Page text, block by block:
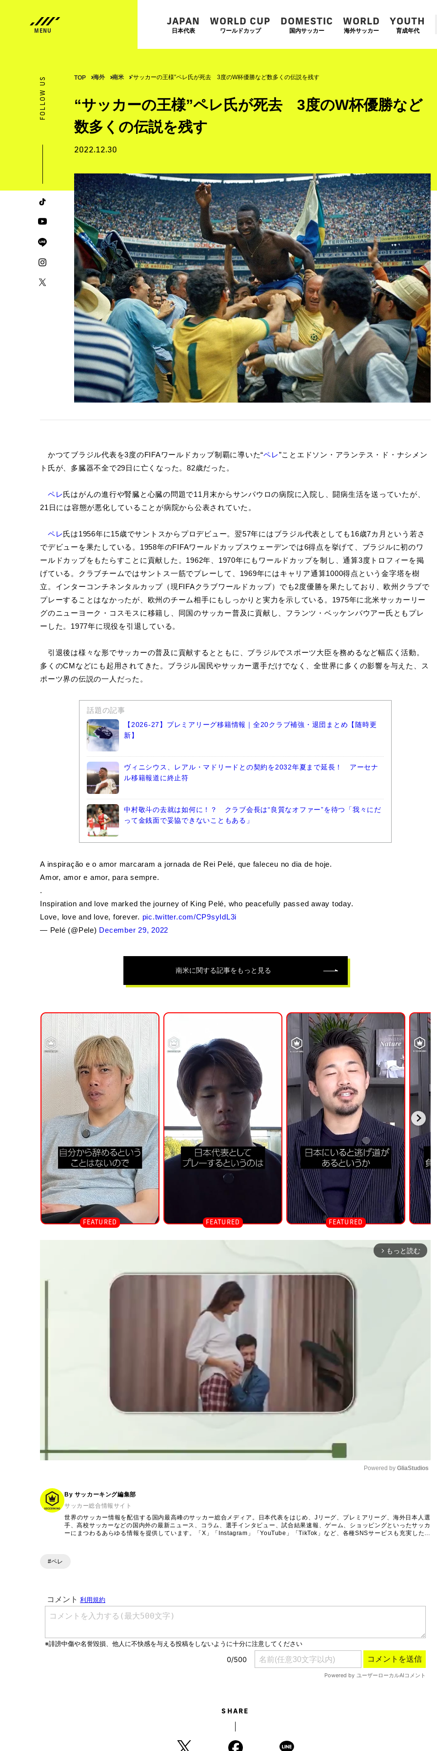
JAPAN
日本代表
WORLD CUP
ワールドカップ
DOMESTIC
国内サッカー
WORLD
海外サッカー
YOUTH
育成年代
FOLLOW US TOP 海外 南米 “サッカーの王様”ペレ氏が死去 3度のW杯優勝など数多くの伝説を残す
“サッカーの王様”ペレ氏が死去 3度のW杯優勝など
数多くの伝説を残す
2022.12.30
かつてブラジル代表を3度のFIFAワールドカップ制覇に導いた“ペレ”ことエドソン・アランテス・ド・ナシメン
ト氏が、多臓器不全で29日に亡くなった。82歳だった。
ペレ氏はがんの進行や腎臓と心臓の問題で11月末からサンパウロの病院に入院し、闘病生活を送っていたが、
21日には容態が悪化していることが病院から公表されていた。
ペレ氏は1956年に15歳でサントスからプロデビュー。翌57年にはブラジル代表としても16歳7カ月という若さ
でデビューを果たしている。1958年のFIFAワールドカップスウェーデンでは6得点を挙げて、ブラジルに初のワ
ールドカップをもたらすことに貢献した。1962年、1970年にもワールドカップを制し、通算3度トロフィーを掲
げている。クラブチームではサントス一筋でプレーして、1969年にはキャリア通算1000得点という金字塔を樹
立。インターコンチネンタルカップ（現FIFAクラブワールドカップ）でも2度優勝を果たしており、欧州クラブで
プレーすることはなかったが、欧州のチーム相手にもしっかりと実力を示している。1975年に北米サッカーリー
グのニューヨーク・コスモスに移籍し、同国のサッカー普及に貢献し、フランツ・ベッケンバウアー氏ともプレ
ーした。1977年に現役を引退している。
引退後は様々な形でサッカーの普及に貢献するとともに、ブラジルでスポーツ大臣を務めるなど幅広く活動。
多くのCMなどにも起用されてきた。ブラジル国民やサッカー選手だけでなく、全世界に多くの影響を与えた、ス
ポーツ界の伝説の一人だった。
話題の記事
【2026-27】プレミアリーグ移籍情報｜全20クラブ補強・退団まとめ【随時更
新】
ヴィニシウス、レアル・マドリードとの契約を2032年夏まで延長！ アーセナ
ル移籍報道に終止符
中村敬斗の去就は如何に！？ クラブ会長は“良質なオファー”を待つ「我々にだ
って金銭面で妥協できないこともある」
A inspiração e o amor marcaram a jornada de Rei Pelé, que faleceu no dia de hoje.
Amor, amor e amor, para sempre.
.
Inspiration and love marked the journey of King Pelé, who peacefully passed away today.
Love, love and love, forever. pic.twitter.com/CP9syIdL3i
— Pelé (@Pele) December 29, 2022
南米に関する記事をもっと見る
arrow_forward_ios もっと読む
Powered by GliaStudios
By サッカーキング編集部
サッカー総合情報サイト
世界のサッカー情報を配信する国内最高峰のサッカー総合メディア。日本代表をはじめ、Jリーグ、プレミアリーグ、海外日本人選
手、高校サッカーなどの国内外の最新ニュース、コラム、選手インタビュー、試合結果速報、ゲーム、ショッピングといったサッカ
ーにまつわるあらゆる情報を提供しています。「X」「Instagram」「YouTube」「TikTok」など、各種SNSサービスも充実したコ
#ペレ
SHARE